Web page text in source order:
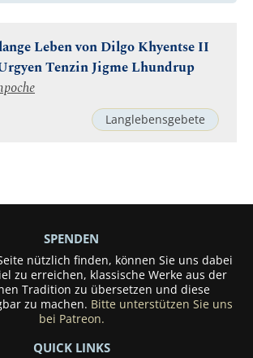
Leben von Dilgo Khyentse II
Tenzin Jigme Lhundrup
Langlebensgebete
SPENDEN
nützlich finden, können Sie uns dabei
zu erreichen, klassische Werke aus der
Tradition zu übersetzen und diese
zu machen. Bitte unterstützen Sie uns
bei Patreon.
QUICK LINKS